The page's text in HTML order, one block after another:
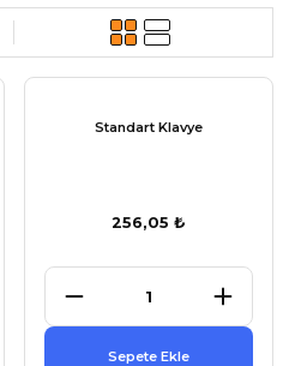
Standart Klavye
256,05 ₺
Sepete Ekle